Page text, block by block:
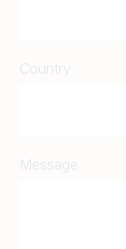
Country
Message